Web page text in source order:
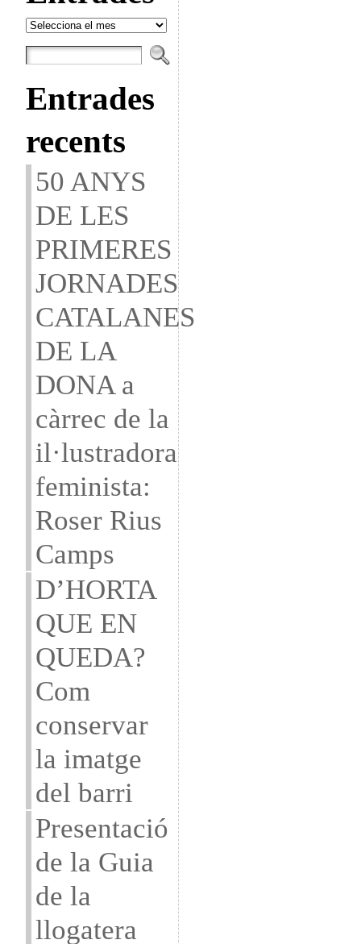
Entrades
Entrades
recents
50 ANYS
DE LES
PRIMERES
JORNADES
CATALANES
DE LA
DONA a
càrrec de la
il·lustradora
feminista:
Roser Rius
Camps
D’HORTA
QUE EN
QUEDA?
Com
conservar
la imatge
del barri
Presentació
de la Guia
de la
llogatera